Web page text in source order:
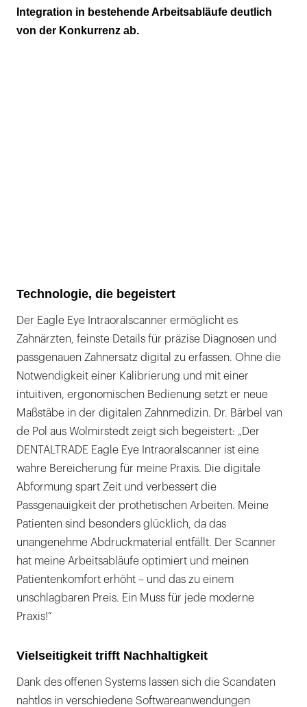
Integration in bestehende Arbeitsabläufe deutlich
von der Konkurrenz ab.
Technologie, die begeistert
Der Eagle Eye Intraoralscanner ermöglicht es
Zahnärzten, feinste Details für präzise Diagnosen und
passgenauen Zahnersatz digital zu erfassen. Ohne die
Notwendigkeit einer Kalibrierung und mit einer
intuitiven, ergonomischen Bedienung setzt er neue
Maßstäbe in der digitalen Zahnmedizin. Dr. Bärbel van
de Pol aus Wolmirstedt zeigt sich begeistert: „Der
DENTALTRADE Eagle Eye Intraoralscanner ist eine
wahre Bereicherung für meine Praxis. Die digitale
Abformung spart Zeit und verbessert die
Passgenauigkeit der prothetischen Arbeiten. Meine
Patienten sind besonders glücklich, da das
unangenehme Abdruckmaterial entfällt. Der Scanner
hat meine Arbeitsabläufe optimiert und meinen
Patientenkomfort erhöht – und das zu einem
unschlagbaren Preis. Ein Muss für jede moderne
Praxis!“
Vielseitigkeit trifft Nachhaltigkeit
Dank des offenen Systems lassen sich die Scandaten
nahtlos in verschiedene Softwareanwendungen